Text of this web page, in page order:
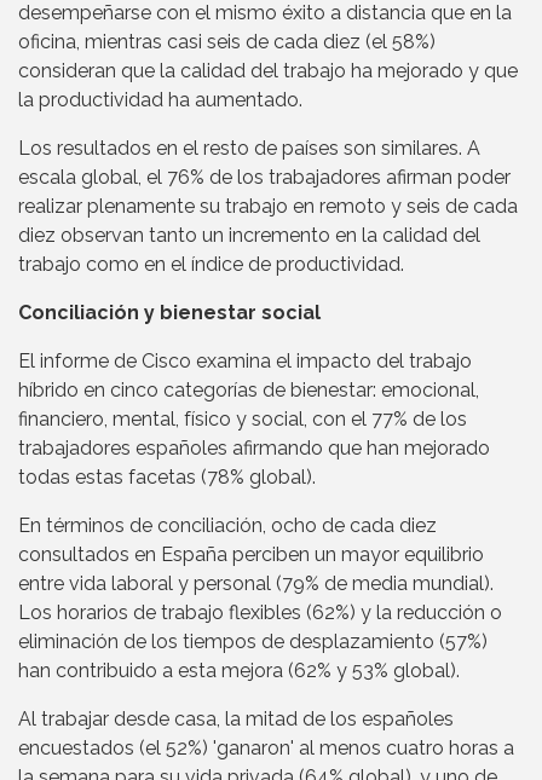
desempeñarse con el mismo éxito a distancia que en la
oficina, mientras casi seis de cada diez (el 58%)
consideran que la calidad del trabajo ha mejorado y que
la productividad ha aumentado.
Los resultados en el resto de países son similares. A
escala global, el 76% de los trabajadores afirman poder
realizar plenamente su trabajo en remoto y seis de cada
diez observan tanto un incremento en la calidad del
trabajo como en el índice de productividad.
Conciliación y bienestar social
El informe de Cisco examina el impacto del trabajo
híbrido en cinco categorías de bienestar: emocional,
financiero, mental, físico y social, con el 77% de los
trabajadores españoles afirmando que han mejorado
todas estas facetas (78% global).
En términos de conciliación, ocho de cada diez
consultados en España perciben un mayor equilibrio
entre vida laboral y personal (79% de media mundial).
Los horarios de trabajo flexibles (62%) y la reducción o
eliminación de los tiempos de desplazamiento (57%)
han contribuido a esta mejora (62% y 53% global).
Al trabajar desde casa, la mitad de los españoles
encuestados (el 52%) 'ganaron' al menos cuatro horas a